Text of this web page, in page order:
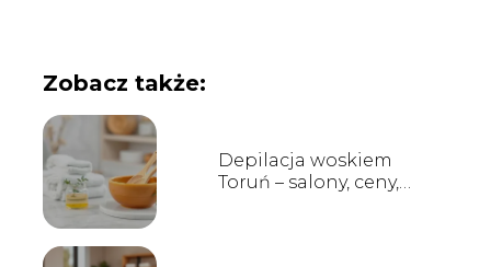
Zobacz także:
Depilacja woskiem
Toruń – salony, ceny,